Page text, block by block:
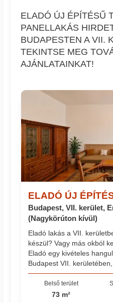
ELADÓ ÚJ ÉPÍTÉSŰ
PANELLAKÁS
BUDAPESTEN A VII.
TEKINTSE MEG
AJÁNLATAINKAT!
ELADÓ ÚJ
Budapest, VII. kerület,
(Nagykörúton kívül)
Eladó lakás a VII.
készül? Vagy más okból
Eladó egy kivételes
Budapest VII.
Belső terület
73 m²